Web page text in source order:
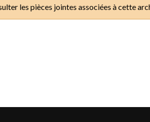
les pièces jointes associées à cette